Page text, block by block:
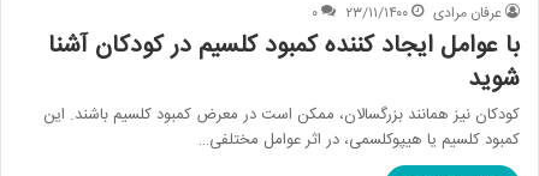
عرفان مرادی ۲۳/۱۱/۱۴۰۰ ۰
با عوامل ایجاد کننده کمبود کلسیم در کودکان آشنا
شوید
کودکان نیز همانند بزرگسالان، ممکن است در معرض کمبود کلسیم باشند. این
کمبود کلسیم یا هیپوکلسمی، در اثر عوامل مختلفی…